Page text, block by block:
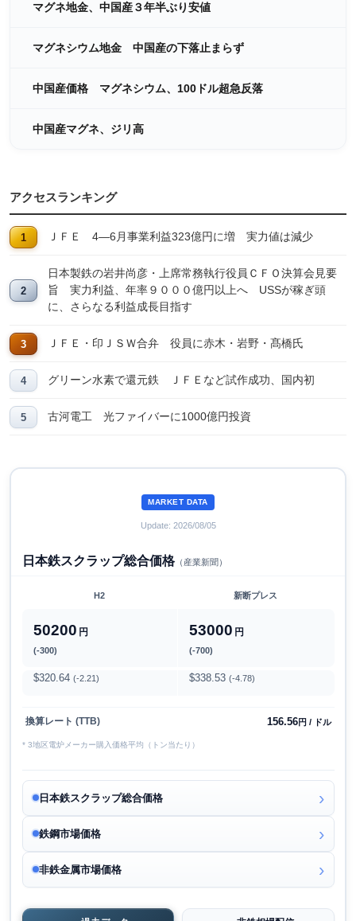
マグネ地金、中国産３年半ぶり安値
マグネシウム地金 中国産の下落止まらず
中国産価格 マグネシウム、100ドル超急反落
中国産マグネ、ジリ高
アクセスランキング
ＪＦＥ 4―6月事業利益323億円に増 実力値は減少
日本製鉄の岩井尚彦・上席常務執行役員ＣＦＯ決算会見要
旨 実力利益、年率９０００億円以上へ USSが稼ぎ頭
に、さらなる利益成長目指す
ＪＦＥ・印ＪＳＷ合弁 役員に赤木・岩野・髙橋氏
グリーン水素で還元鉄 ＪＦＥなど試作成功、国内初
古河電工 光ファイバーに1000億円投資
MARKET DATA
Update: 2026/08/05
日本鉄スクラップ総合価格（産業新聞）
H2 新断プレス
50200 円
(-300)
53000 円
(-700)
$320.64 (-2.21) $338.53 (-4.78)
換算レート (TTB) 156.56円 / ドル
* 3地区電炉メーカー購入価格平均（トン当たり）
日本鉄スクラップ総合価格
鉄鋼市場価格
非鉄金属市場価格